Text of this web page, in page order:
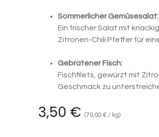
Sommerlicher Gemüsesalat:
Ein frischer Salat mit
Zitronen-Chili Pfeffer für
Gebratener Fisch:
Fischfilets, gewürzt mit
Geschmack zu
3,50 € (70,00 € / kg)